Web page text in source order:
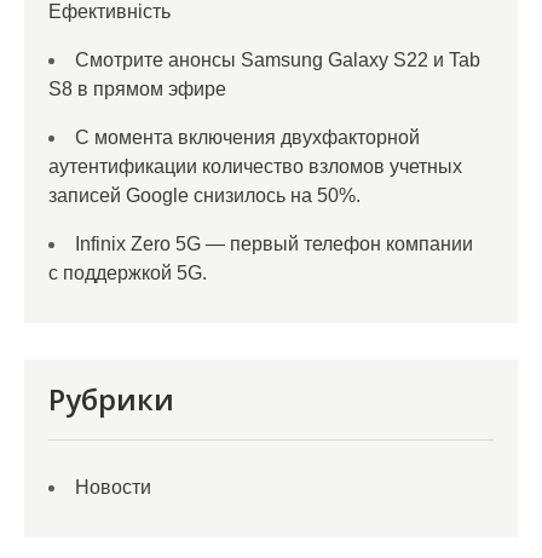
Ефективність
Смотрите анонсы Samsung Galaxy S22 и Tab
S8 в прямом эфире
С момента включения двухфакторной
аутентификации количество взломов учетных
записей Google снизилось на 50%.
Infinix Zero 5G — первый телефон компании
с поддержкой 5G.
Рубрики
Новости